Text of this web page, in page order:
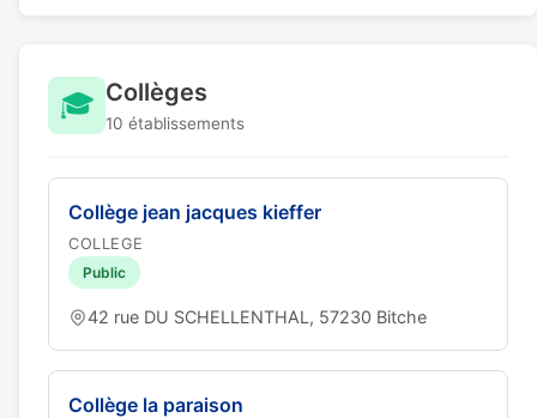
🎓 Collèges
10 établissements
Collège jean jacques kieffer
COLLEGE
Public
42 rue DU SCHELLENTHAL, 57230 Bitche
Collège la paraison